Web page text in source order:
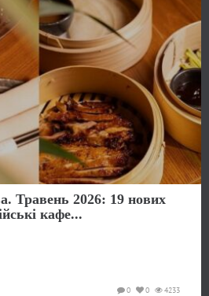
Травень 2026: 19 нових
кафе...
4233
0
0